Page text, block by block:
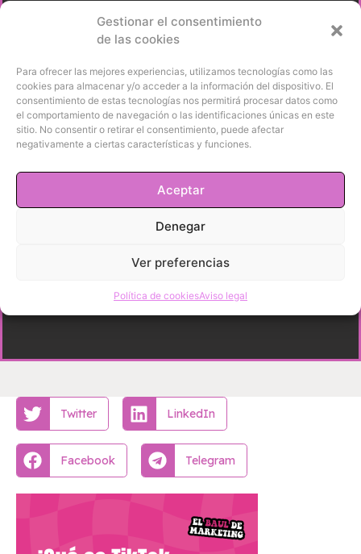
Gestionar el consentimiento
de las cookies
Para ofrecer las mejores experiencias, utilizamos tecnologías como las
cookies para almacenar y/o acceder a la información del dispositivo. El
consentimiento de estas tecnologías nos permitirá procesar datos como
el comportamiento de navegación o las identificaciones únicas en este
sitio. No consentir o retirar el consentimiento, puede afectar
negativamente a ciertas características y funciones.
Aceptar
Denegar
Ver preferencias
Política de cookiesAviso legal
Twitter LinkedIn
Facebook Telegram